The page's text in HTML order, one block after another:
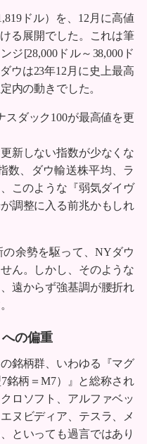
ドル）を、12月に高値
ける展開でした。これは筆
ジ[28,000ドル～38,000ド
ウは23年12月に史上最高
内の動きでした。
ダック100が最高値を更
新しない指数が少なくな
数、ダウ輸送株平均、ラ
このような『弱気ダイヴ
調整に入る前兆かもしれ
余勢を駆って、NYダウ
ん。しかし、そのような
遠からず強基調が腰折れ
の偏重
銘柄群、いわゆる『マグ
銘柄＝M7）』と総称され
ロソフト、アルファベッ
ヌビディア、テスラ、メ
といっても過言ではあり